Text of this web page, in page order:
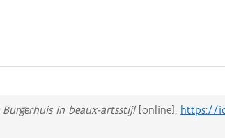
Burgerhuis in beaux-artsstijl[online], https://